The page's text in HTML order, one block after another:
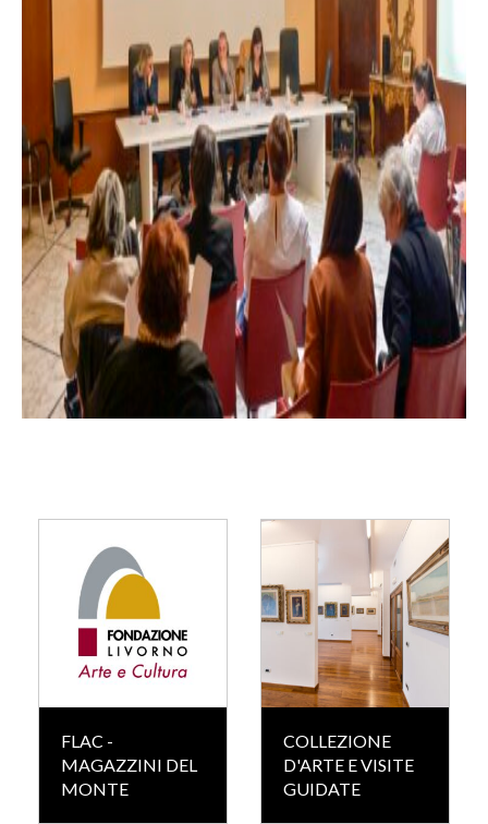
FLAC -
MAGAZZINI DEL
MONTE
COLLEZIONE
D'ARTE E VISITE
GUIDATE